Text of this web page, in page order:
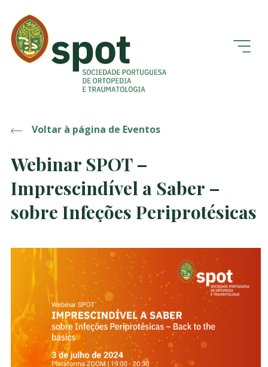
Voltar à página de Eventos
Webinar SPOT –
Imprescindível a Saber –
sobre Infeções Periprotésicas